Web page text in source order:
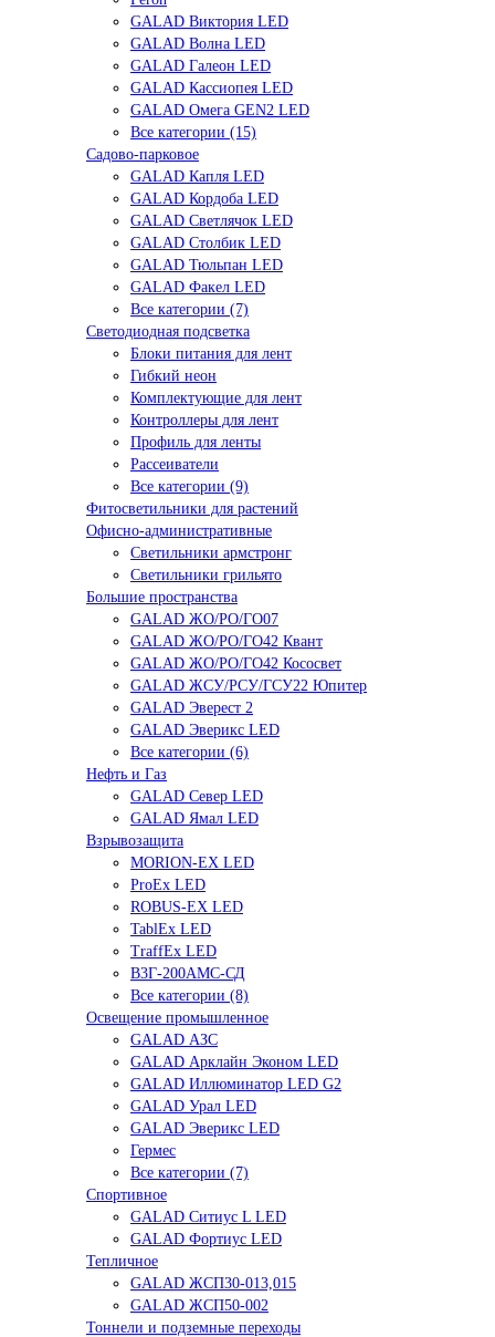
GALAD Виктория LED
GALAD Волна LED
GALAD Галеон LED
GALAD Кассиопея LED
GALAD Омега GEN2 LED
Все категории (15)
Садово-парковое
GALAD Капля LED
GALAD Кордоба LED
GALAD Светлячок LED
GALAD Столбик LED
GALAD Тюльпан LED
GALAD Факел LED
Все категории (7)
Светодиодная подсветка
Блоки питания для лент
Гибкий неон
Комплектующие для лент
Контроллеры для лент
Профиль для ленты
Рассеиватели
Все категории (9)
Фитосветильники для растений
Офисно-административные
Светильники армстронг
Светильники грильято
Большие пространства
GALAD ЖО/РО/ГО07
GALAD ЖО/РО/ГО42 Квант
GALAD ЖО/РО/ГО42 Кососвет
GALAD ЖСУ/РСУ/ГСУ22 Юпитер
GALAD Эверест 2
GALAD Эверикс LED
Все категории (6)
Нефть и Газ
GALAD Север LED
GALAD Ямал LED
Взрывозащита
MORION-EX LED
ProEx LED
ROBUS-EX LED
TablEx LED
TraffEx LED
В3Г-200АМС-СД
Все категории (8)
Освещение промышленное
GALAD АЗС
GALAD Арклайн Эконом LED
GALAD Иллюминатор LED G2
GALAD Урал LED
GALAD Эверикс LED
Гермес
Все категории (7)
Спортивное
GALAD Ситиус L LED
GALAD Фортиус LED
Тепличное
GALAD ЖСП30-013,015
GALAD ЖСП50-002
Тоннели и подземные переходы